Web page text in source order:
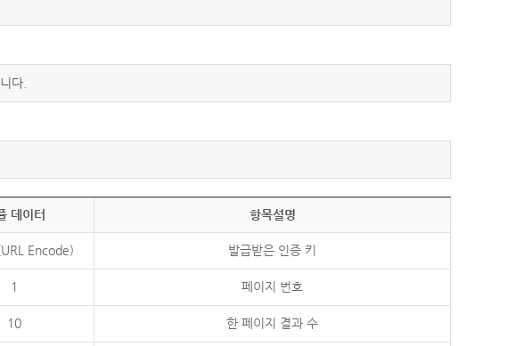
다.
데이터 항목설명
Encode) 발급받은 인증 키
1 페이지 번호
10 한 페이지 결과 수